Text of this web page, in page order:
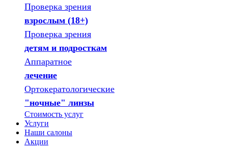
Проверка зрения
взрослым (18+)
Проверка зрения
детям и подросткам
Аппаратное
лечение
Ортокератологические
"ночные" линзы
Стоимость услуг
Услуги
Наши салоны
Акции